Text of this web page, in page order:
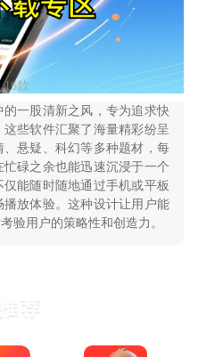
16款
一股清新之风，专为追求快
些软件汇聚了海量精彩纷呈
悬疑、科幻等多种题材，每
碌之余也能迅速沉浸于一个
能随时随地通过手机或平板
放体验。这种设计让用户能
验用户的策略性和创造力。